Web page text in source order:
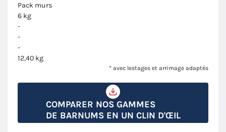
Pack murs
6 kg
-
-
-
12,40 kg
* avec lestages et arrimage adaptés
COMPARER NOS GAMMES
DE BARNUMS EN UN CLIN D'ŒIL